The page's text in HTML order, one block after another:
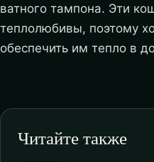
ватного тампона. Эти
теплолюбивы, поэтому
обеспечить им тепло в
Читайте также